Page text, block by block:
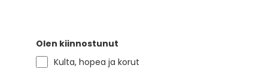
Olen kiinnostunut
Kulta, hopea ja korut